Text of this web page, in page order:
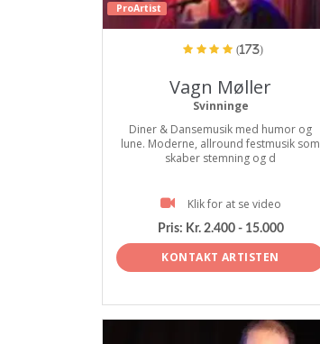
ProArtist
(173)
Vagn Møller
Svinninge
Diner & Dansemusik med humor og
lune. Moderne, allround festmusik som
skaber stemning og d
Klik for at se video
Pris: Kr. 2.400 - 15.000
KONTAKT ARTISTEN